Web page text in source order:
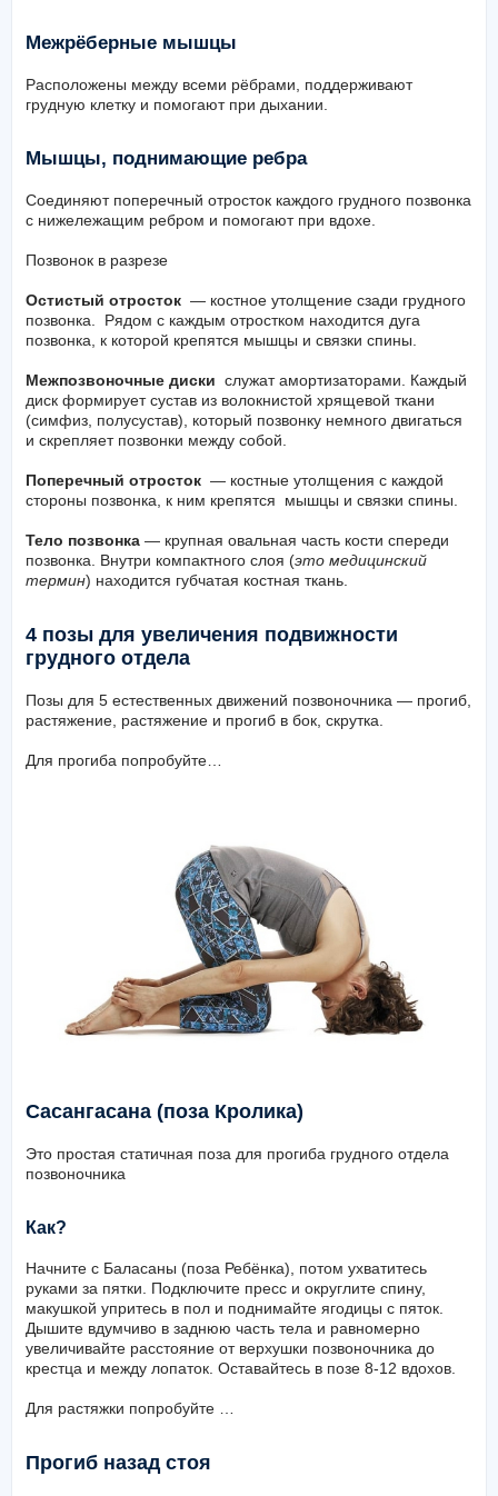
Межрёберные мышцы
Расположены между всеми рёбрами, поддерживают
грудную клетку и помогают при дыхании.
Мышцы, поднимающие ребра
Соединяют поперечный отросток каждого грудного позвонка
с нижележащим ребром и помогают при вдохе.
Позвонок в разрезе
Остистый отросток — костное утолщение сзади грудного
позвонка. Рядом с каждым отростком находится дуга
позвонка, к которой крепятся мышцы и связки спины.
Межпозвоночные диски служат амортизаторами. Каждый
диск формирует сустав из волокнистой хрящевой ткани
(симфиз, полусустав), который позвонку немного двигаться
и скрепляет позвонки между собой.
Поперечный отросток — костные утолщения с каждой
стороны позвонка, к ним крепятся мышцы и связки спины.
Тело позвонка — крупная овальная часть кости спереди
позвонка. Внутри компактного слоя (это медицинский
термин) находится губчатая костная ткань.
4 позы для увеличения подвижности
грудного отдела
Позы для 5 естественных движений позвоночника — прогиб,
растяжение, растяжение и прогиб в бок, скрутка.
Для прогиба попробуйте…
Сасангасана (поза Кролика)
Это простая статичная поза для прогиба грудного отдела
позвоночника
Как?
Начните с Баласаны (поза Ребёнка), потом ухватитесь
руками за пятки. Подключите пресс и округлите спину,
макушкой упритесь в пол и поднимайте ягодицы с пяток.
Дышите вдумчиво в заднюю часть тела и равномерно
увеличивайте расстояние от верхушки позвоночника до
крестца и между лопаток. Оставайтесь в позе 8-12 вдохов.
Для растяжки попробуйте …
Прогиб назад стоя